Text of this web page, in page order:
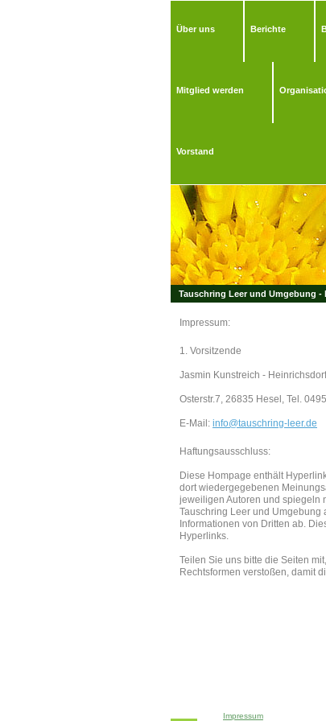
Über uns Berichte
Mitglied werden
Vorstand
Tauschring Leer und Umgebung
Impressum:
1. Vorsitzende
Jasmin Kunstreich -
Osterstr.7, 26835 Hesel, Tel.
E-Mail: info@tauschring-leer.de
Haftungsausschluss:
Diese Hompage enthält
dort wiedergegebenen
jeweiligen Autoren und spiegeln
Tauschring Leer und
Informationen von Dritten ab.
Hyperlinks.
Teilen Sie uns bitte die Seiten
Rechtsformen verstoßen, damit
Impressum